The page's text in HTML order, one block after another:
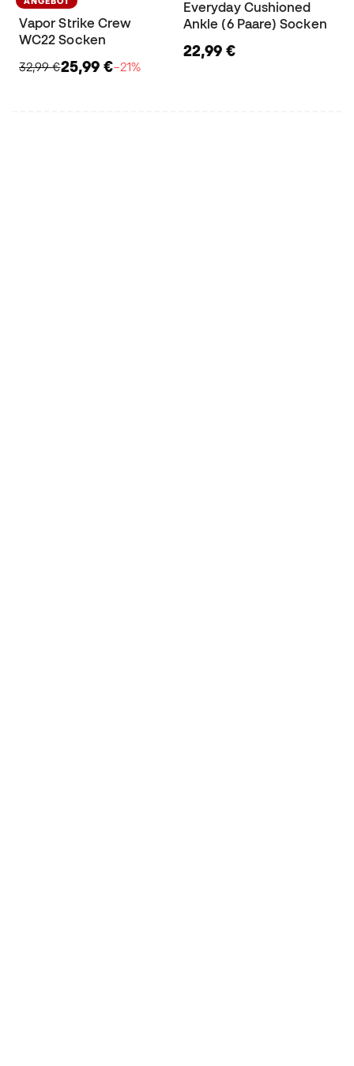
Vapor Strike Crew
WC22 Socken
32,99 €25,99 €−21%
Everyday Cushioned
Ankle (6 Paare) Socken
22,99 €